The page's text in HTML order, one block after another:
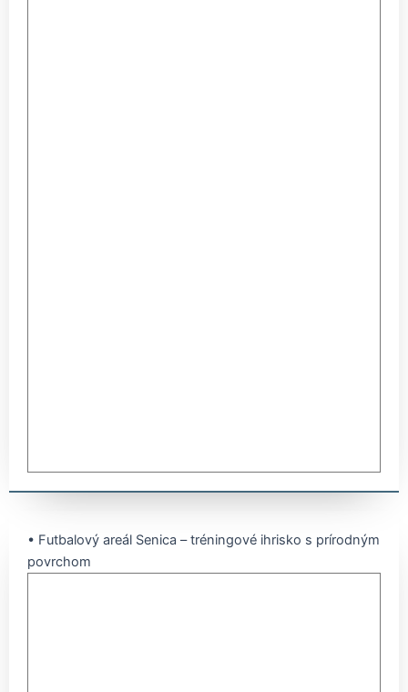
• Futbalový areál Senica – tréningové ihrisko s prírodným
povrchom